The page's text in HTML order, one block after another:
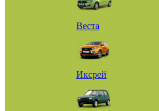
Веста
Иксрей